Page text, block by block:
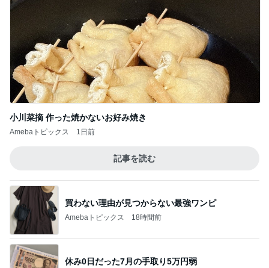
小川菜摘 作った焼かないお好み焼き
Amebaトピックス 1日前
記事を読む
買わない理由が見つからない最強ワンピ
Amebaトピックス 18時間前
休み0日だった7月の手取り5万円弱